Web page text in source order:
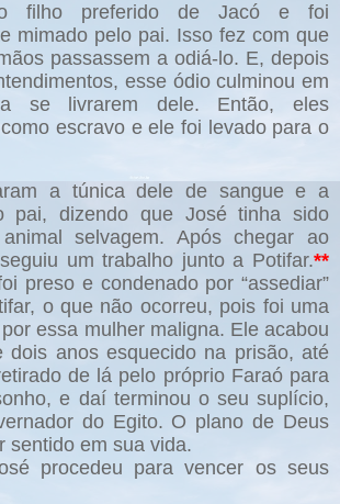
filho preferido de Jacó e foi
mimado pelo pai. Isso fez com que
passassem a odiá-lo. E, depois
esse ódio culminou em
se livrarem dele. Então, eles
escravo e ele foi levado para o
a túnica dele de sangue e a
pai, dizendo que José tinha sido
selvagem. Após chegar ao
um trabalho junto a Potifar.**
preso e condenado por “assediar”
o que não ocorreu, pois foi uma
essa mulher maligna. Ele acabou
dois anos esquecido na prisão, até
de lá pelo próprio Faraó para
e daí terminou o seu suplício,
do Egito. O plano de Deus
sentido em sua vida.
procedeu para vencer os seus